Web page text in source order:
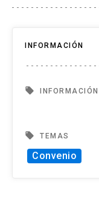
INFORMACIÓN
local_offer
local_offer TEMAS
Convenio